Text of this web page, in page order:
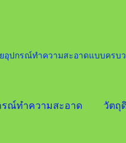
ปกรณ์ทำความสะอาดแบบครบว
รณ์ทำความสะอาด วัตถุ